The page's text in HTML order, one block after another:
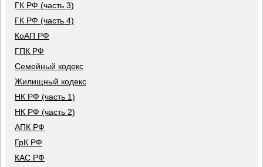
ГК РФ (часть 3)
ГК РФ (часть 4)
КоАП РФ
ГПК РФ
Семейный кодекс
Жилищный кодекс
НК РФ (часть 1)
НК РФ (часть 2)
АПК РФ
ГрК РФ
КАС РФ